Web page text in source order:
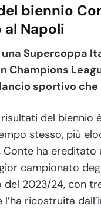
biennio
Napoli
Supercoppa
Champions
sportivo che
del biennio
stesso, più
Conte ha ereditato
campionato
2023/24, con
ricostruita